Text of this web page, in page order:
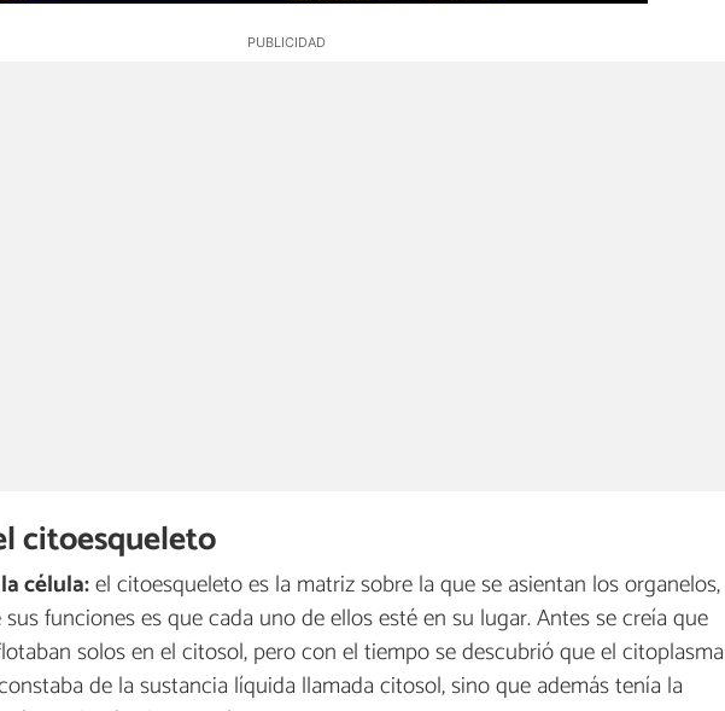
citoesqueleto
célula:el citoesqueleto es la matriz sobre la que se asientan los organelos,
funciones es que cada uno de ellos esté en su lugar. Antes se creía que
solos en el citosol, pero con el tiempo se descubrió que el citoplasma
de la sustancia líquida llamada citosol, sino que además tenía la